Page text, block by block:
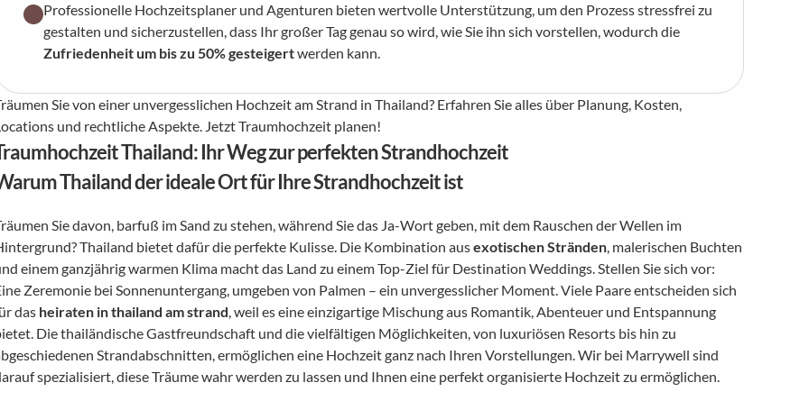
Professionelle Hochzeitsplaner und Agenturen bieten wertvolle Unterstützung, um den Prozess stressfrei zu
Zufriedenheit um bis zu 50% gesteigert werden kann.
Sie von einer unvergesslichen Hochzeit am Strand in Thailand? Erfahren Sie alles über Planung, Kosten,
und rechtliche Aspekte. Jetzt Traumhochzeit planen!
Thailand: Ihr Weg zur perfekten Strandhochzeit
Thailand der ideale Ort für Ihre Strandhochzeit ist
Sie davon, barfuß im Sand zu stehen, während Sie das Ja-Wort geben, mit dem Rauschen der Wellen im
Thailand bietet dafür die perfekte Kulisse. Die Kombination aus exotischen Stränden, malerischen Buchten
einem ganzjährig warmen Klima macht das Land zu einem Top-Ziel für Destination Weddings. Stellen Sie sich vor:
Zeremonie bei Sonnenuntergang, umgeben von Palmen – ein unvergesslicher Moment. Viele Paare entscheiden sich
das heiraten in thailand am strand, weil es eine einzigartige Mischung aus Romantik, Abenteuer und Entspannung
Die thailändische Gastfreundschaft und die vielfältigen Möglichkeiten, von luxuriösen Resorts bis hin zu
Strandabschnitten, ermöglichen eine Hochzeit ganz nach Ihren Vorstellungen. Wir bei Marrywell sind
spezialisiert, diese Träume wahr werden zu lassen und Ihnen eine perfekt organisierte Hochzeit zu ermöglichen.